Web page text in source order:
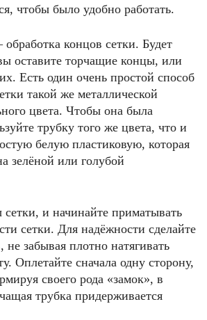
чтобы было удобно работать.
концов сетки. Будет
оставите торчащие концы, или
Есть один очень простой способ
такой же металлической
цвета. Чтобы она была
трубку того же цвета, что и
белую пластиковую, которая
зелёной или голубой
и начинайте приматывать
сетки. Для надёжности сделайте
не забывая плотно натягивать
Оплетайте сначала одну сторону,
своего рода «замок», в
трубка придерживается